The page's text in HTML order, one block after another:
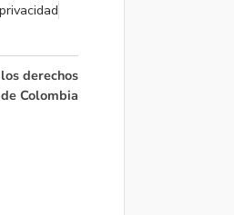
derechos
Colombia